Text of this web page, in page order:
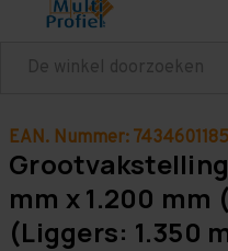
Zoeken
EAN. Nummer:
mm x 1.200 mm
(Liggers: 1.350